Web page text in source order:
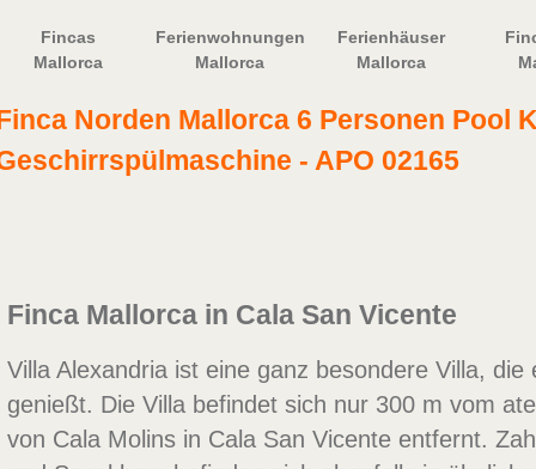
Fincas
Mallorca
Ferienwohnungen
Mallorca
Ferienhäuser
Mallorca
Norden Mallorca 6 Personen Pool
- APO 02165
Finca Mallorca in Cala San Vicente
Villa Alexandria ist eine ganz besondere Villa, die
genießt. Die Villa befindet sich nur 300 m vom
von Cala Molins in Cala San Vicente entfernt.